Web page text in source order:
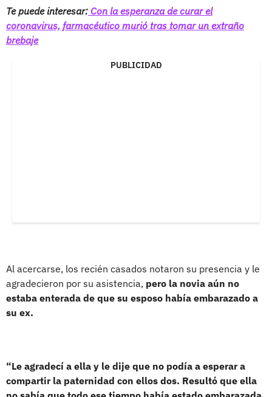
Te puede interesar: Con la esperanza de curar el
coronavirus, farmacéutico murió tras tomar un extraño
brebaje
PUBLICIDAD
Al acercarse, los recién casados notaron su presencia y le
agradecieron por su asistencia, pero la novia aún no
estaba enterada de que su esposo había embarazado a
su ex.
“Le agradecí a ella y le dije que no podía a esperar a
compartir la paternidad con ellos dos. Resultó que ella